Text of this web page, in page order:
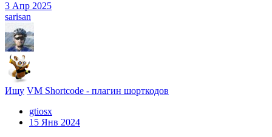
3 Апр 2025
sarisan
Ищу VM Shortcode - плагин шорткодов
gtiosx
15 Янв 2024